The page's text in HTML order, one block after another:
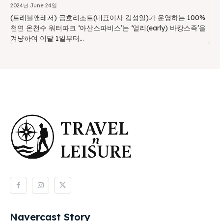
2024년 June 24일
(트래블앤레저) 금호리조트(대표이사 김성일)가 운영하는 100%
천연 온천수 워터파크 ‘아산스파비스’는 ‘얼리(early) 바캉스족’을
겨냥하여 이달 1일부터...
Navercast Story